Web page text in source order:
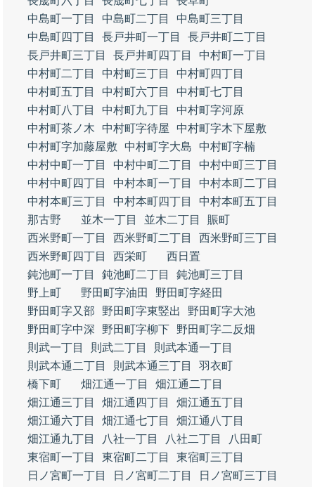
中島町一丁目
中島町二丁目
中島町三丁目
中島町四丁目
長戸井町一丁目
長戸井町二丁目
長戸井町三丁目
長戸井町四丁目
中村町一丁目
中村町二丁目
中村町三丁目
中村町四丁目
中村町五丁目
中村町六丁目
中村町七丁目
中村町八丁目
中村町九丁目
中村町字河原
中村町茶ノ木
中村町字待屋
中村町字木下屋敷
中村町字加藤屋敷
中村町字大島
中村町字楠
中村中町一丁目
中村中町二丁目
中村中町三丁目
中村中町四丁目
中村本町一丁目
中村本町二丁目
中村本町三丁目
中村本町四丁目
中村本町五丁目
那古野
並木一丁目 並木二丁目
賑町
西米野町一丁目
西米野町二丁目
西米野町三丁目
西米野町四丁目
西栄町
西日置
鈍池町一丁目
鈍池町二丁目
鈍池町三丁目
野上町
野田町字油田
野田町字経田
野田町字又部
野田町字東竪出
野田町字大池
野田町字中深
野田町字柳下
野田町字二反畑
則武一丁目
則武二丁目
則武本通一丁目
則武本通二丁目
則武本通三丁目
羽衣町
橋下町
畑江通一丁目
畑江通二丁目
畑江通三丁目
畑江通四丁目
畑江通五丁目
畑江通六丁目
畑江通七丁目
畑江通八丁目
畑江通九丁目
八社一丁目 八社二丁目
八田町
東宿町一丁目
東宿町二丁目
東宿町三丁目
日ノ宮町一丁目
日ノ宮町二丁目
日ノ宮町三丁目